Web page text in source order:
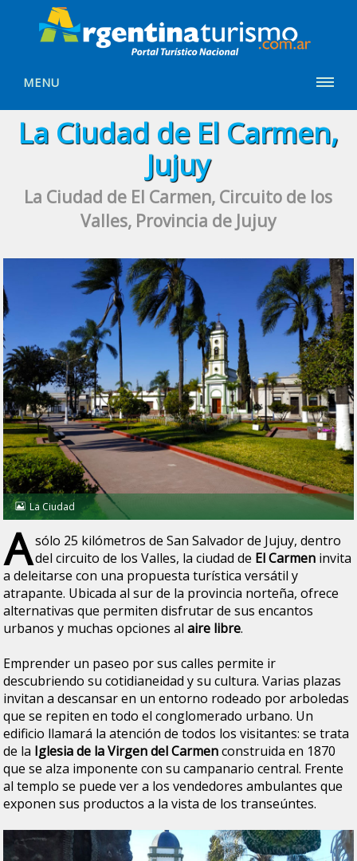
MENU
La Ciudad de El Carmen,
Jujuy
La Ciudad de El Carmen, Circuito de los
Valles, Provincia de Jujuy
La Ciudad
Asólo 25 kilómetros de San Salvador de Jujuy, dentro
del circuito de los Valles, la ciudad de El Carmen invita
a deleitarse con una propuesta turística versátil y
atrapante. Ubicada al sur de la provincia norteña, ofrece
alternativas que permiten disfrutar de sus encantos
urbanos y muchas opciones alaire libre.
Emprender un paseo por sus calles permite ir
descubriendo su cotidianeidad y su cultura. Varias plazas
invitan a descansar en un entorno rodeado por arboledas
que se repiten en todo el conglomerado urbano. Un
edificio llamará la atención de todos los visitantes: se trata
de la Iglesia de la Virgen del Carmenconstruida en 1870
que se alza imponente con su campanario central. Frente
al templo se puede ver a los vendedores ambulantes que
exponen sus productos a la vista de los transeúntes.